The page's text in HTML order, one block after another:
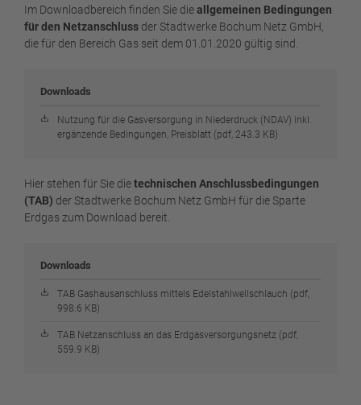
Im Downloadbereich finden Sie dieallgemeinen Bedingungen
für den Netzanschluss der Stadtwerke Bochum Netz GmbH,
die für den Bereich Gas seit dem 01.01.2020 gültig sind.
Downloads
Nutzung für die Gasversorgung in Niederdruck (NDAV) inkl.
ergänzende Bedingungen, Preisblatt (pdf, 243.3 KB)
Hier stehen für Sie dietechnischen Anschlussbedingungen
(TAB) der Stadtwerke Bochum Netz GmbH für die Sparte
Erdgas zum Download bereit.
Downloads
TAB Gashausanschluss mittels Edelstahlwellschlauch (pdf,
998.6 KB)
TAB Netzanschluss an das Erdgasversorgungsnetz (pdf,
559.9 KB)